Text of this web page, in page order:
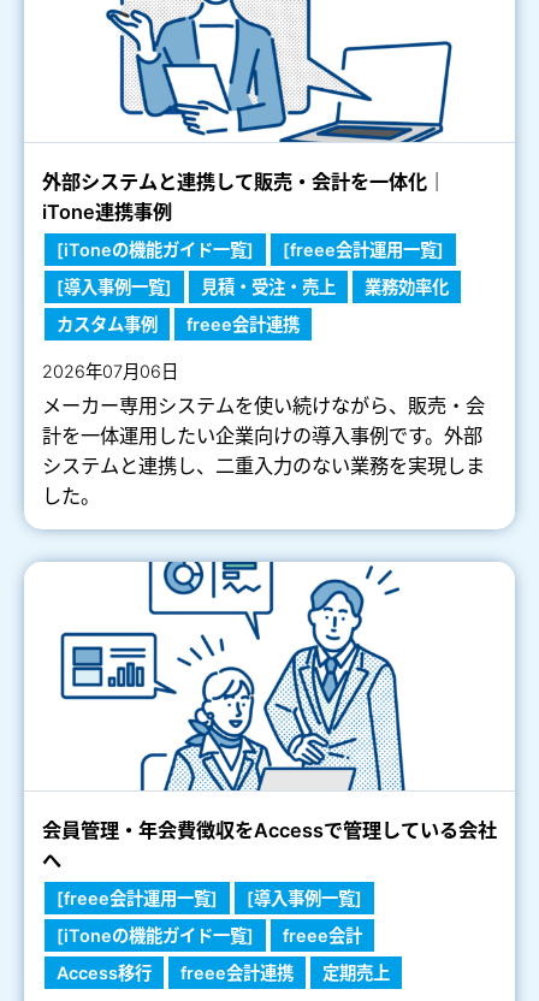
外部システムと連携して販売・会計を一体化｜
iTone連携事例
[iToneの機能ガイド一覧]
[freee会計運用一覧]
[導入事例一覧]
見積・受注・売上
業務効率化
カスタム事例
freee会計連携
2026年07月06日
メーカー専用システムを使い続けながら、販売・会
計を一体運用したい企業向けの導入事例です。外部
システムと連携し、二重入力のない業務を実現しま
した。
会員管理・年会費徴収をAccessで管理している会社
へ
[freee会計運用一覧]
[導入事例一覧]
[iToneの機能ガイド一覧]
freee会計
Access移行
freee会計連携 定期売上